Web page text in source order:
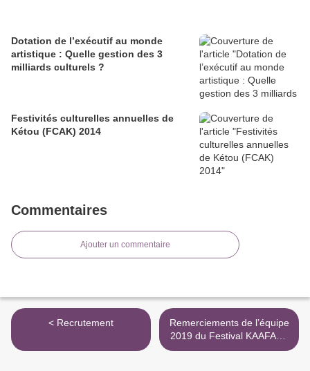
Dotation de l’exécutif au monde
artistique : Quelle gestion des 3
milliards culturels ?
Festivités culturelles annuelles de
Kétou (FCAK) 2014
Commentaires
Ajouter un commentaire
< Recrutement
Remerciements de l’équipe
2019 du Festival KAAFALA
aux soutiens de 2018 >